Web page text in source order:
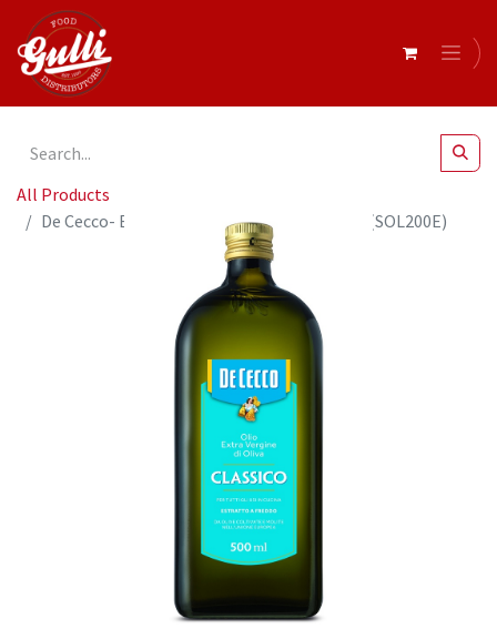
All Products
De Cecco- EX. Virgin IL CLASSICO 500ML x12 (SOL200E)